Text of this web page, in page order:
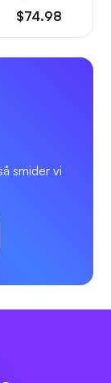
$74.98
smider vi